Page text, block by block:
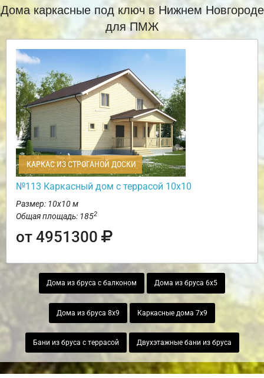
Дома каркасные под ключ в Нижнем Новгороде
для ПМЖ
КАРКАС ИЗ СТРОГАНОЙ ДОСКИ
№113 Каркасный дом с террасой 10х10
Размер: 10х10 м
Общая площадь: 1852
от 4951300
Дома из бруса с балконом Дома из бруса 6х5
Дома из бруса 8х9 Каркасные дома 7х9
Бани из бруса с террасой Двухэтажные бани из бруса